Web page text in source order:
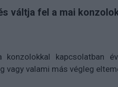
váltja fel a mai
kapcsolatban
vagy valami más végleg